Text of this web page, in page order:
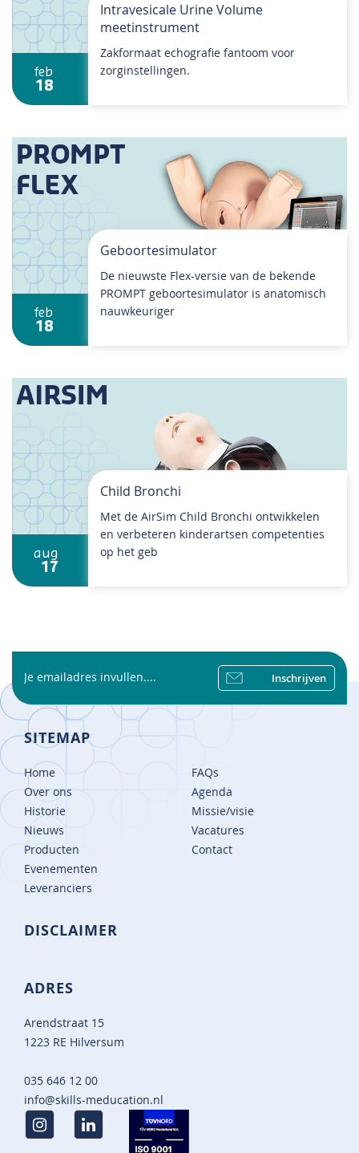
feb
18
Intravesicale Urine Volume
meetinstrument
Zakformaat echografie fantoom voor
zorginstellingen.
feb
18
Geboortesimulator
De nieuwste Flex-versie van de bekende
PROMPT geboortesimulator is anatomisch
nauwkeuriger
aug
17
Child Bronchi
Met de AirSim Child Bronchi ontwikkelen
en verbeteren kinderartsen competenties
op het geb
Inschrijven
SITEMAP
Home
Over ons
Historie
Nieuws
Producten
Evenementen
Leveranciers
FAQs
Agenda
Missie/visie
Vacatures
Contact
DISCLAIMER
ADRES
Arendstraat 15
1223 RE Hilversum
035 646 12 00
info@skills-meducation.nl